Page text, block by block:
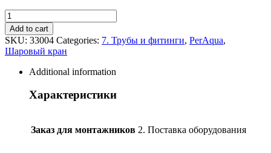
Кран-
бабочка
ПВХ,
серый
d=110-
фланцевое
соединение,
Add to cart
SKU: 33004 Categories: 7. Трубы и фитинги, PerAqua,
Шаровый кран
Additional information
Характеристики
Заказ для монтажников 2. Поставка оборудования